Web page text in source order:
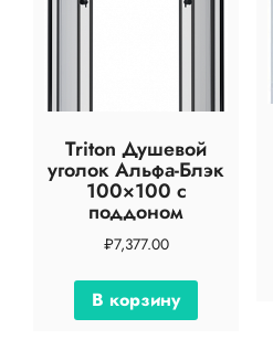
Triton Душевой
уголок Альфа-Блэк
100×100 с
поддоном
₽7,377.00
В корзину